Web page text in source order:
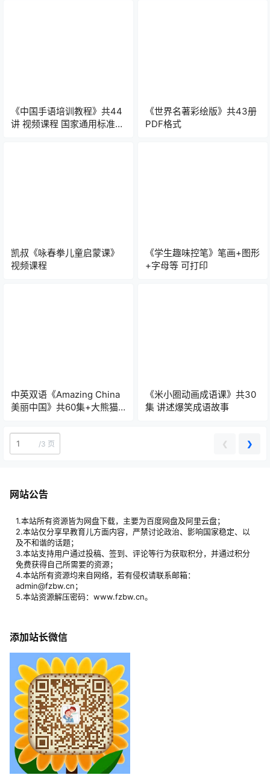
《中国手语培训教程》共44
讲 视频课程 国家通用标准规
《世界名著彩绘版》共43册
PDF格式
凯叔《咏春拳儿童启蒙课》
视频课程
《学生趣味控笔》笔画+图形
+字母等 可打印
中英双语《Amazing China
美丽中国》共60集+大熊猫
《米小圈动画成语课》共30
集 讲述爆笑成语故事
/3 页 ❮ ❯
网站公告
1.本站所有资源皆为网盘下载，主要为百度网盘及阿里云盘；
2.本站仅分享早教育儿方面内容，严禁讨论政治、影响国家稳定、以
及不和谐的话题；
3.本站支持用户通过投稿、签到、评论等行为获取积分，并通过积分
免费获得自己所需要的资源；
4.本站所有资源均来自网络，若有侵权请联系邮箱：
admin@fzbw.cn；
5.本站资源解压密码：www.fzbw.cn。
添加站长微信